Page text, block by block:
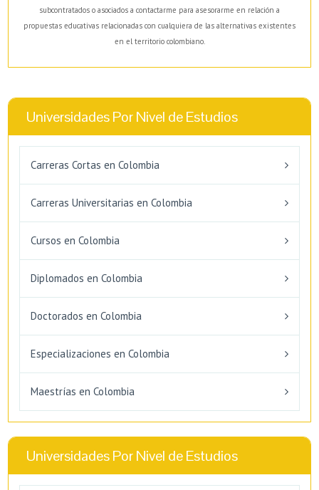
subcontratados o asociados a contactarme para asesorarme en relación a
propuestas educativas relacionadas con cualquiera de las alternativas existentes
en el territorio colombiano.
Universidades Por Nivel de Estudios
Carreras Cortas en Colombia
Carreras Universitarias en Colombia
Cursos en Colombia
Diplomados en Colombia
Doctorados en Colombia
Especializaciones en Colombia
Maestrías en Colombia
Universidades Por Nivel de Estudios